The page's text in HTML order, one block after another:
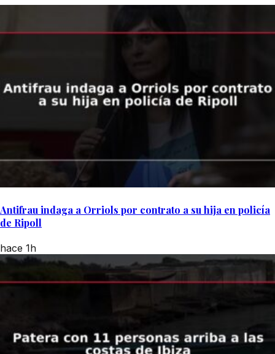
Antifrau indaga a Orriols por contrato a su hija en policía
de Ripoll
hace 1h